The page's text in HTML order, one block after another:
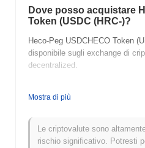
Dove posso acquistare
Token (USDC (HRC-)?
Heco-Peg USDCHECO Token
disponibile sugli exchange di
decentralized.
Heco-Peg USDCHECO
Nelle ultime 24 ore, il volume di
Token si attesta a$0.00.
Mostra di più
Le criptovalute sono
rischio significativo. Potresti